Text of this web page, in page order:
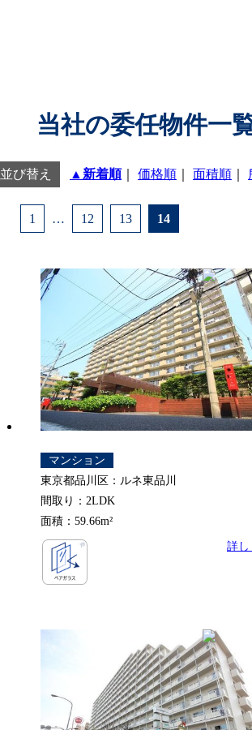
当社の委任物件一
並び替え ▲新着順｜ 価格順 面積順
1 … 12 13 14
マンション
東京都品川区：ルネ東品川
間取り：2LDK
面積：59.66m²
詳し